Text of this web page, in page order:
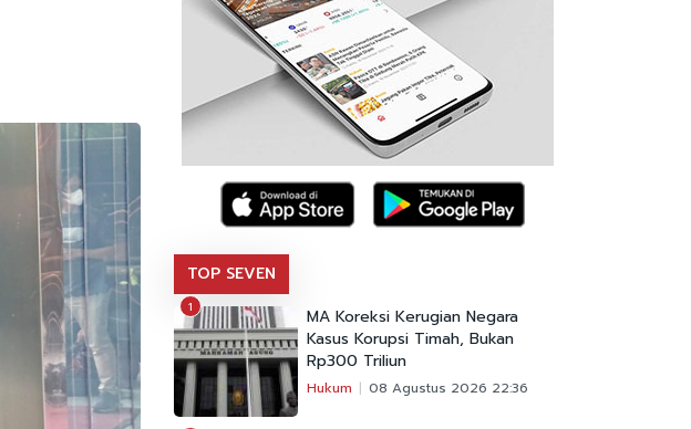
TOP SEVEN
1
MA Koreksi Kerugian Negara
Kasus Korupsi Timah, Bukan
Rp300 Triliun
Hukum 08 Agustus 2026 22:36